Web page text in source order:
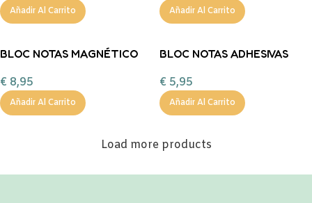
Añadir Al Carrito Añadir Al Carrito
BLOC NOTAS MAGNÉTICO
€ 8,95
Añadir Al Carrito
BLOC NOTAS ADHESIVAS
€ 5,95
Añadir Al Carrito
Load more products